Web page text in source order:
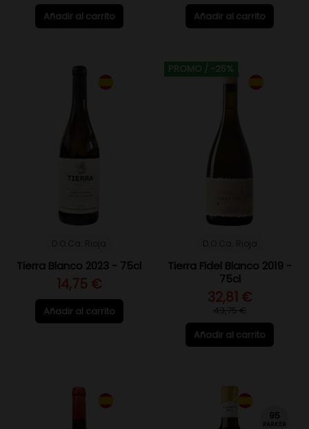
Añadir al carrito Añadir al carrito
Tierra Blanco 2023 - 75cl
14,75 €
Añadir al carrito
PROMO / -25%
Tierra Fidel Blanco 2019 -
75cl
32,81 €
43,75 €
Añadir al carrito
95
PARKER